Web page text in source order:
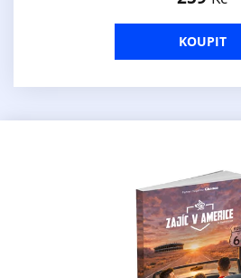
KOUPIT